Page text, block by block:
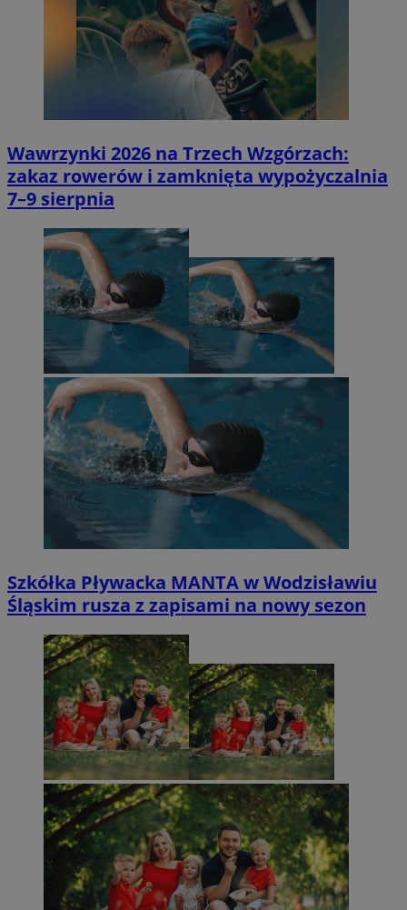
Wawrzynki 2026 na Trzech Wzgórzach:
zakaz rowerów i zamknięta wypożyczalnia
7–9 sierpnia
Szkółka Pływacka MANTA w Wodzisławiu
Śląskim rusza z zapisami na nowy sezon